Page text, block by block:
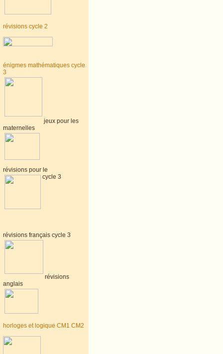
révisions cycle 2
énigmes mathématiques cycle
3
jeux pour les
maternelles
révisions pour le
cycle 3
révisions français cycle 3
révisions
anglais
horloges et logique CM1 CM2